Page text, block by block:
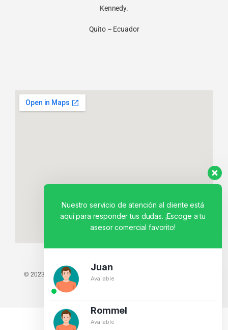
Kennedy.
Quito – Ecuador
© 2023 TODOS LOS DERECHOS RESERVADOS - TECNIT TU TIENDA
TECNOLÓGICA.
Nuestro servicio de atención al cliente está
aquí para responder tus dudas. ¡Escoge a tu
asesor comercial favorito!
Juan
Available
Rommel
Available